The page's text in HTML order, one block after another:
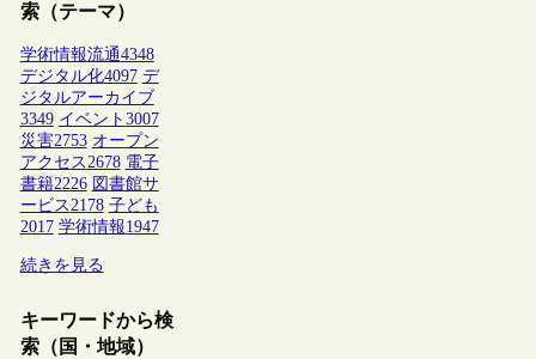
索（テーマ）
学術情報流通4348
デジタル化4097 デ
ジタルアーカイブ
3349 イベント 3007
災害2753 オープン
アクセス2678 電子
書籍2226 図書館サ
ービス2178 子ども
2017 学術情報1947
続きを見る
キーワードから検
索（国・地域）